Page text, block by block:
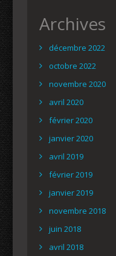
Archives
décembre 2022
octobre 2022
novembre 2020
avril 2020
février 2020
janvier 2020
avril 2019
février 2019
janvier 2019
novembre 2018
juin 2018
avril 2018